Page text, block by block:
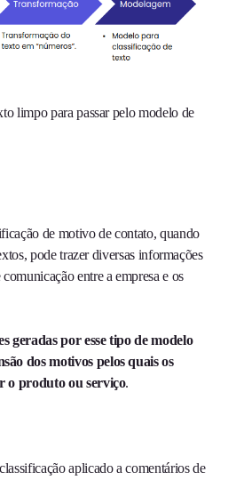
limpo para passar pelo modelo de
de motivo de contato, quando
pode trazer diversas informações
entre a empresa e os
geradas por esse tipo de modelo
dos motivos pelos quais os
o produto ou serviço.
aplicado a comentários de